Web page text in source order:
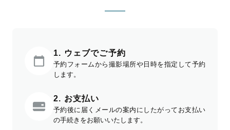
1. ウェブでご予約
予約フォームから撮影場所や日時を指定して予約
します。
2. お支払い
予約後に届くメールの案内にしたがってお支払い
の手続きをお願いいたします。